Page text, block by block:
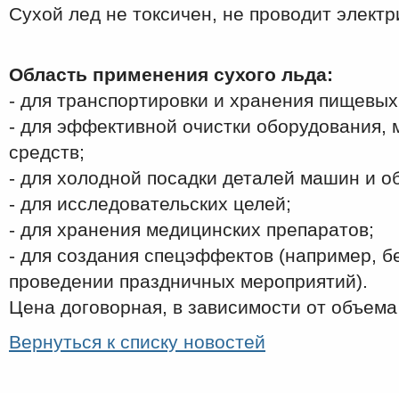
Сухой лед не токсичен, не проводит
Область применения сухого льда:
- для транспортировки и хранения
- для эффективной очистки оборудования,
средств;
- для холодной посадки деталей машин и
- для исследовательских целей;
- для хранения медицинских препаратов;
- для создания спецэффектов (например,
проведении праздничных мероприятий).
Цена договорная, в зависимости от объема
Вернуться к списку новостей